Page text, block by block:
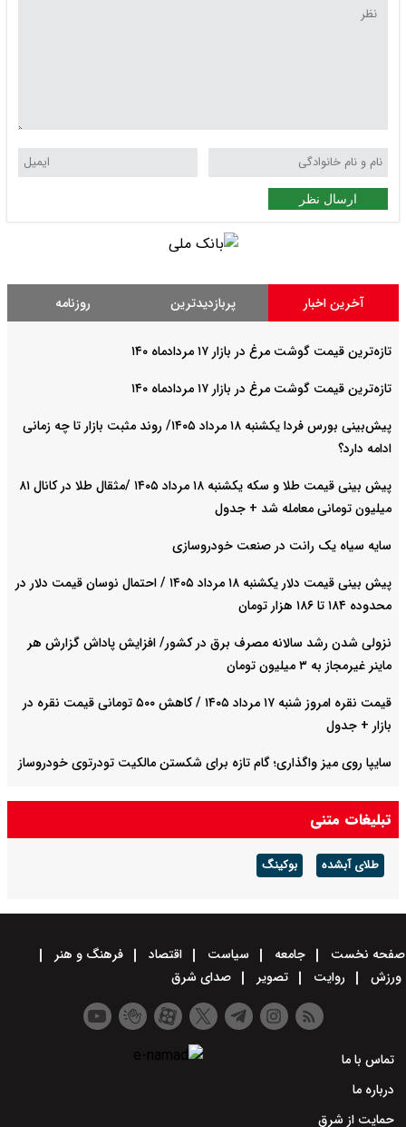
ارسال نظر
آخرین اخبار پربازدیدترین روزنامه
تازه‌ترین قیمت گوشت مرغ در بازار ۱۷ مردادماه ۱۴۰
تازه‌ترین قیمت گوشت مرغ در بازار ۱۷ مردادماه ۱۴۰
پیش‌بینی بورس فردا یکشنبه ۱۸ مرداد ۱۴۰۵/ روند مثبت بازار تا چه زمانی
ادامه دارد؟
پیش‌ بینی قیمت طلا و سکه یکشنبه ۱۸ مرداد ۱۴۰۵ /مثقال طلا در کانال ۸۱
میلیون تومانی معامله شد + جدول
سایه سیاه یک رانت در صنعت خودروسازی
پیش ‌بینی قیمت دلار یکشنبه ۱۸ مرداد ۱۴۰۵ / احتمال نوسان قیمت دلار در
محدوده ۱۸۴ تا ۱۸۶ هزار تومان
نزولی شدن رشد سالانه مصرف برق در کشور/ افزایش پاداش گزارش هر
ماینر غیرمجاز به ۳ میلیون تومان
قیمت نقره امروز شنبه ۱۷ مرداد ۱۴۰۵ / کاهش ۵۰۰ تومانی قیمت نقره در
بازار + جدول
سایپا روی میز واگذاری؛ گام تازه برای شکستن مالکیت تودرتوی خودروساز
صادرات نفت عراق به دلیل بسته شدن تنگه هرمز ۷۵ درصد کاهش یافت
تبلیغات متنی
طلای آبشده بوکینگ
صفحه نخست جامعه سیاست اقتصاد
فرهنگ و هنر
ورزش
روایت تصویر صدای شرق
تماس با ما
درباره ما
حمایت از شرق